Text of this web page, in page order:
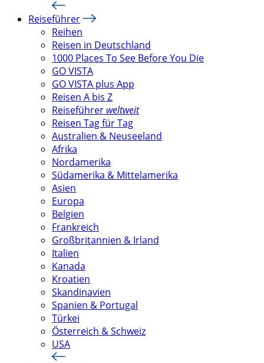
Reiseführer
Reihen
Reisen in Deutschland
1000 Places To See Before You Die
GO VISTA
GO VISTA plus App
Reisen A bis Z
Reiseführer weltweit
Reisen Tag für Tag
Australien & Neuseeland
Afrika
Nordamerika
Südamerika & Mittelamerika
Asien
Europa
Belgien
Frankreich
Großbritannien & Irland
Italien
Kanada
Kroatien
Skandinavien
Spanien & Portugal
Türkei
Österreich & Schweiz
USA